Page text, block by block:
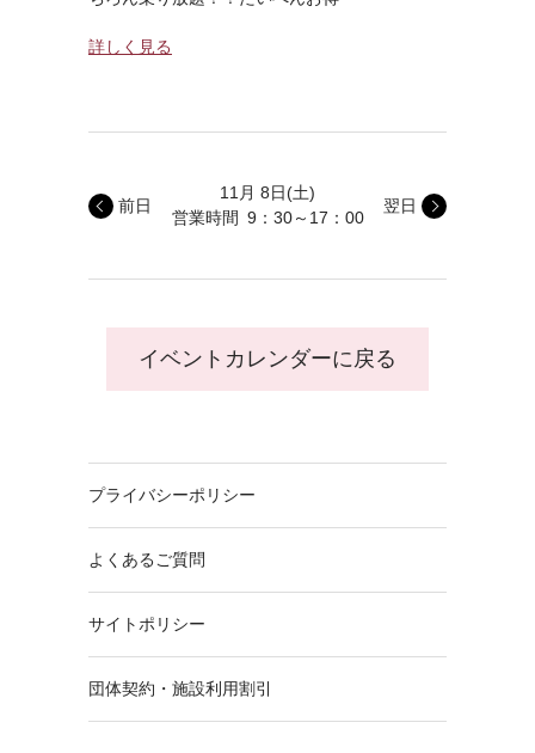
詳しく見る
11月 8日(土)
営業時間 9：30～17：00
前日 翌日
イベントカレンダーに戻る
プライバシーポリシー
よくあるご質問
サイトポリシー
団体契約・施設利用割引